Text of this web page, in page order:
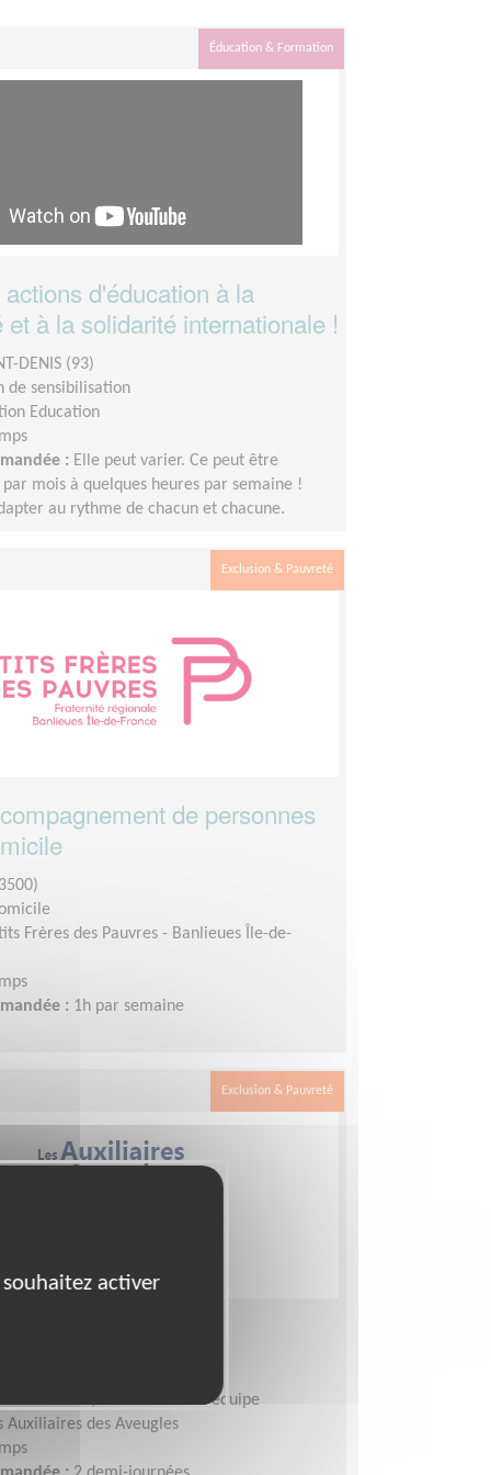
Éducation & Formation
d'éducation à la
et à la solidarité internationale !
DENIS (93)
de sensibilisation
Education
: Elle peut varier. Ce peut être
mois à quelques heures par semaine !
au rythme de chacun et chacune.
Exclusion & Pauvreté
de personnes
Frères des Pauvres - Banlieues Île-de-
: 1h par semaine
Exclusion & Pauvreté
département 93
associatif, Coordinateur d'équipe
Auxiliaires des Aveugles
activer